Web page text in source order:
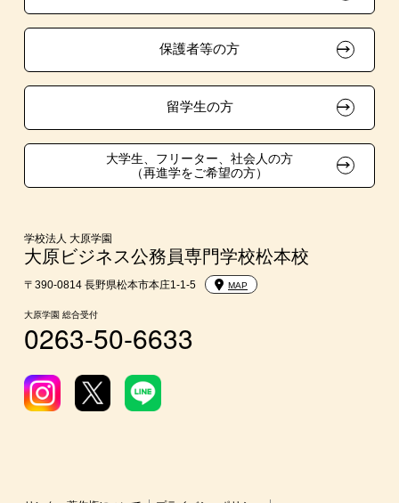
生徒会活動推薦入学
在校生・卒業生紹介推薦入学
大学生・短期大学生特別入学
学費
入学前のお勧め学習システム
大学・短期大学・公務員併願制度
大原学園グループ案内
採用ご担当の方
保護者等の方
留学生の方
大学生、フリーター、社会人の方
（再進学をご希望の方）
学校法人 大原学園
大原ビジネス公務員専門学校松本校
〒390-0814 長野県松本市本庄1-1-5 MAP
大原学園 総合受付
0263-50-6633